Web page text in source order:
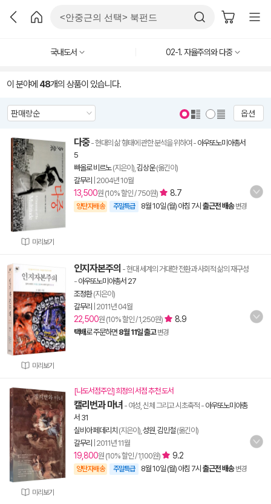
국내도서 02-1. 자율주의와 다중
이 분야에 48개의 상품이 있습니다.
옵션
미리보기
다중- 현대의 삶 형태에 관한 분석을 위하여 - 아우또노미아총서
5
빠올로 비르노(지은이), 김상운(옮긴이)
갈무리
2004년 10월
13,500원 (10% 할인 / 750원) 8.7
양탄자배송 주말특급 8월 10일 (월) 아침 7시 출근전 배송 변경
미리보기
인지자본주의 - 현대 세계의 거대한 전환과 사회적 삶의 재구성
- 아우또노미아총서 27
조정환(지은이)
갈무리
2011년 04월
22,500원 (10% 할인 / 1,250원) 8.9
택배로 주문하면 8월 11일 출고 변경
미리보기
[나도서점주인] 희정의 서점 추천 도서
캘리번과 마녀 - 여성, 신체 그리고 시초축적 - 아우또노미아총
서 31
실비아 페데리치 (지은이), 성원 김민철 (옮긴이)
갈무리
2011년 11월
19,800원 (10% 할인 / 1,100원) 9.2
양탄자배송 주말특급 8월 10일 (월) 아침 7시 출근전 배송 변경